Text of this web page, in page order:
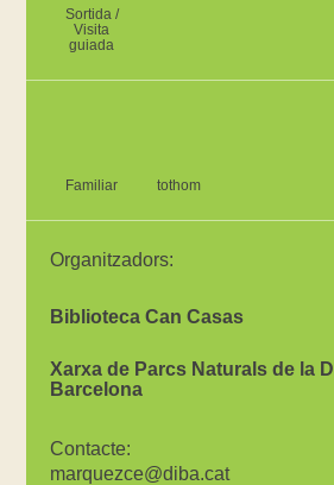
Sortida /
Visita
guiada
Familiar tothom
Organitzadors:
Biblioteca Can Casas
Xarxa de Parcs Naturals de la
Barcelona
Contacte:
marquezce@diba.cat